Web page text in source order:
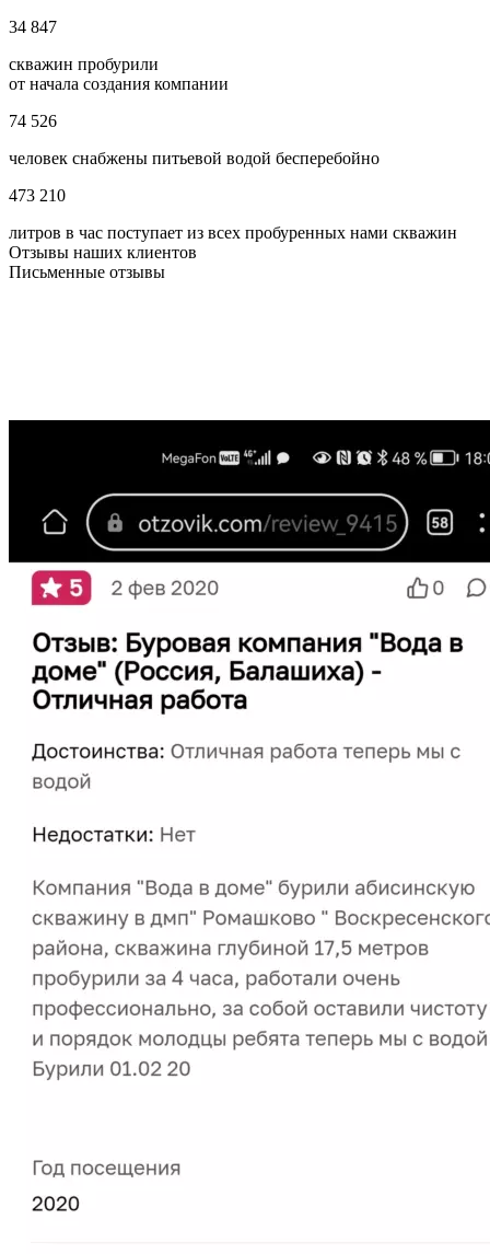
34 847
скважин пробурили
от начала создания компании
74 526
человек снабжены питьевой водой бесперебойно
473 210
литров в час поступает из всех пробуренных нами скважин
Отзывы наших клиентов
Письменные отзывы